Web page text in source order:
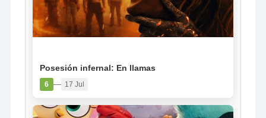
Posesión infernal: En llamas
6 — 17 Jul